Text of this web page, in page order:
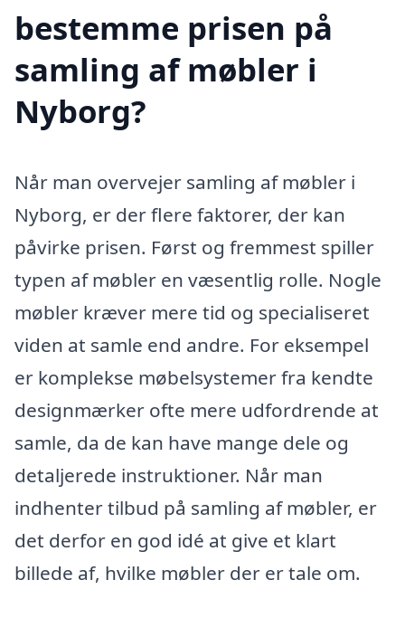
bestemme prisen på
samling af møbler i
Nyborg?
Når man overvejer samling af møbler i
Nyborg, er der flere faktorer, der kan
påvirke prisen. Først og fremmest spiller
typen af møbler en væsentlig rolle. Nogle
møbler kræver mere tid og specialiseret
viden at samle end andre. For eksempel
er komplekse møbelsystemer fra kendte
designmærker ofte mere udfordrende at
samle, da de kan have mange dele og
detaljerede instruktioner. Når man
indhenter tilbud på samling af møbler, er
det derfor en god idé at give et klart
billede af, hvilke møbler der er tale om.